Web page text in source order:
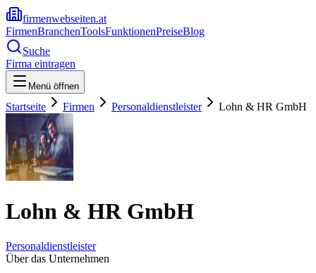
firmenwebseiten.at
FirmenBranchenToolsFunktionenPreiseBlog
Suche
Firma eintragen
Menü öffnen
Startseite Firmen Personaldienstleister Lohn & HR GmbH
Lohn & HR GmbH
Personaldienstleister
Über das Unternehmen